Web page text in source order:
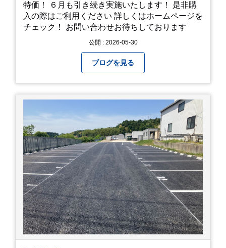
特価！ ６月も引き続き実施いたします！ 是非購
入の際はご利用ください 詳しくはホームページを
チェック！ お問い合わせお待ちしております
公開 : 2026-05-30
ブログを見る